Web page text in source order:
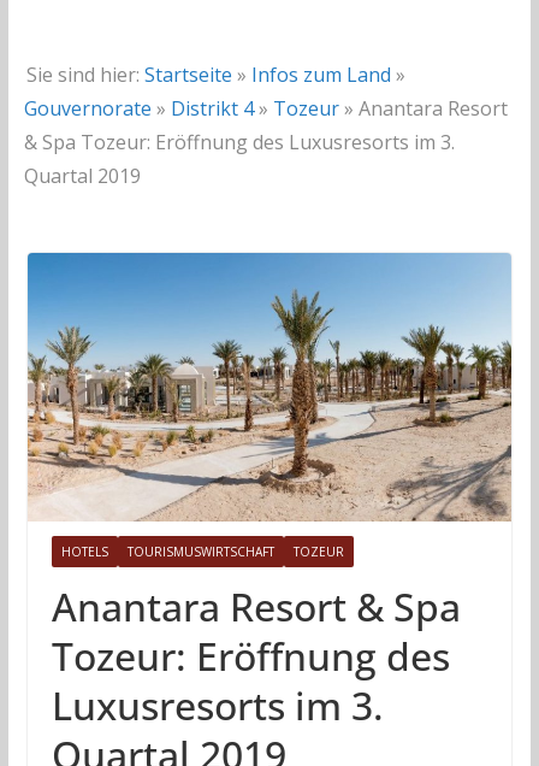
Sie sind hier: Startseite » Infos zum Land »
Gouvernorate » Distrikt 4» Tozeur» Anantara Resort
& Spa Tozeur: Eröffnung des Luxusresorts im 3.
Quartal 2019
HOTELS TOURISMUSWIRTSCHAFT TOZEUR
Anantara Resort & Spa
Tozeur: Eröffnung des
Luxusresorts im 3.
Quartal 2019